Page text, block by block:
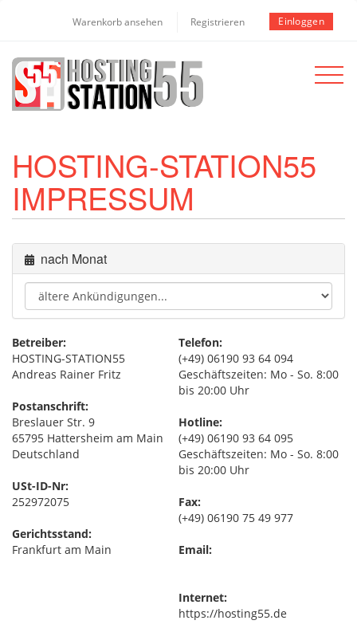
Warenkorb ansehen Registrieren Einloggen
Toggle
HOSTING-STATION55
IMPRESSUM
nach Monat
Betreiber:
HOSTING-STATION55
Andreas Rainer Fritz
Postanschrift:
Breslauer Str. 9
65795 Hattersheim am Main
Deutschland
USt-ID-Nr:
252972075
Gerichtsstand:
Frankfurt am Main
Telefon:
(+49) 06190 93 64 094
Geschäftszeiten: Mo - So. 8:00
bis 20:00 Uhr
Hotline:
(+49) 06190 93 64 095
Geschäftszeiten: Mo - So. 8:00
bis 20:00 Uhr
Fax:
(+49) 06190 75 49 977
Email:
Internet:
https://hosting55.de